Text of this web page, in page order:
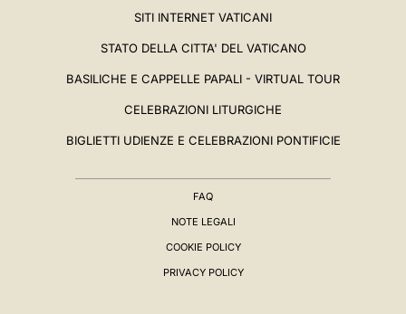
SITI INTERNET VATICANI
STATO DELLA CITTA' DEL VATICANO
BASILICHE E CAPPELLE PAPALI - VIRTUAL TOUR
CELEBRAZIONI LITURGICHE
BIGLIETTI UDIENZE E CELEBRAZIONI PONTIFICIE
FAQ
NOTE LEGALI
COOKIE POLICY
PRIVACY POLICY